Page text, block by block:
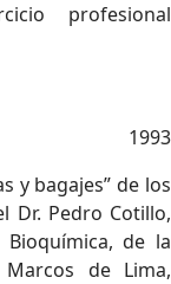
profesional
1993
y bagajes” de los
Dr. Pedro Cotillo,
de la
de Lima,